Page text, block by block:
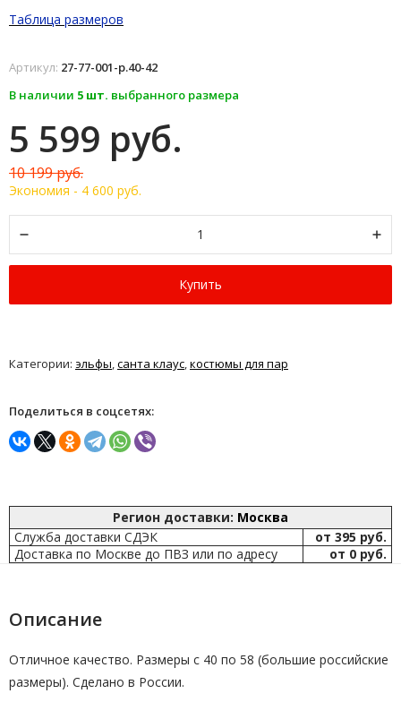
Таблица размеров
Артикул: 27-77-001-р.40-42
В наличии 5 шт. выбранного размера
5 599 руб.
10 199 руб.
Экономия - 4 600 руб.
Купить
Категории: эльфы санта клаус костюмы для пар
Поделиться в соцсетях:
Регион доставки: Москва
Служба доставки СДЭК
от 395 руб.
Доставка по Москве до ПВЗ или по адресу
от 0 руб.
Описание
Отличное качество. Размеры с 40 по 58 (большие российские
размеры). Сделано в России.